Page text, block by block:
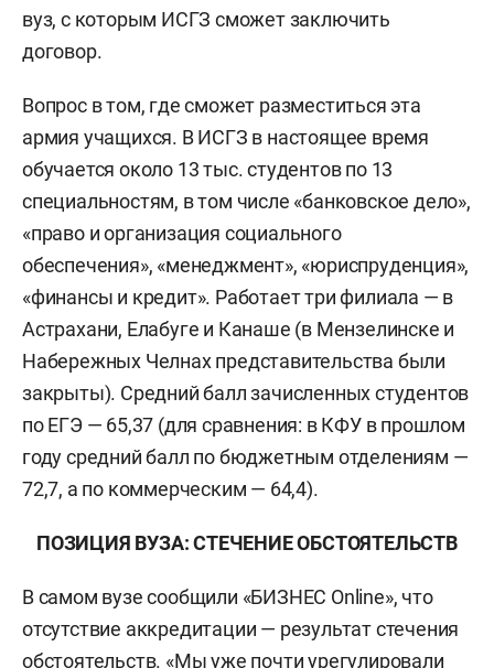
вуз, с которым ИСГЗ сможет заключить
договор.
Вопрос в том, где сможет разместиться эта
армия учащихся. В ИСГЗ в настоящее время
обучается около 13 тыс. студентов по 13
специальностям, в том числе «банковское дело»,
«право и организация социального
обеспечения», «менеджмент», «юриспруденция»,
«финансы и кредит». Работает три филиала — в
Астрахани, Елабуге и Канаше (в Мензелинске и
Набережных Челнах представительства были
закрыты). Средний балл зачисленных студентов
по ЕГЭ — 65,37 (для сравнения: в КФУ в прошлом
году средний балл по бюджетным отделениям —
72,7, а по коммерческим — 64,4).
ПОЗИЦИЯ ВУЗА: СТЕЧЕНИЕ ОБСТОЯТЕЛЬСТВ
В самом вузе сообщили «БИЗНЕС Online», что
отсутствие аккредитации — результат стечения
обстоятельств. «Мы уже почти урегулировали